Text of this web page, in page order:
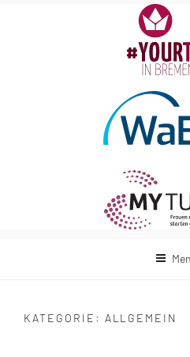
KATEGORIE: ALLGEMEIN